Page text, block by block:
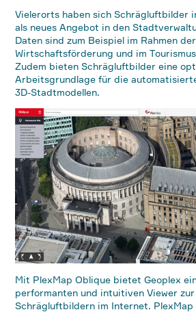
Vielerorts haben sich Schrägluftbilder
als neues Angebot in den
Daten sind zum Beispiel im Rahmen
Wirtschaftsförderung und im
Zudem bieten Schrägluftbilder eine
Arbeitsgrundlage für die
3D-Stadtmodellen.
Mit PlexMap Oblique bietet Geoplex
performanten und intuitiven Viewer
Schrägluftbildern im Internet.